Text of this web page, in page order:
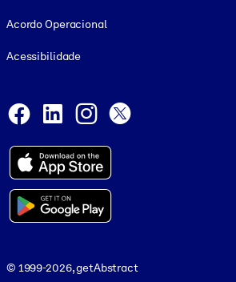
Acordo Operacional
Acessibilidade
Facebook
LinkedInInstagram
© 1999-2026, getAbstract